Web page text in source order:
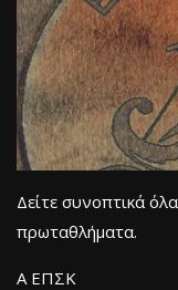
Δείτε συνοπτικά
πρωταθλήματα.
Α ΕΠΣΚ